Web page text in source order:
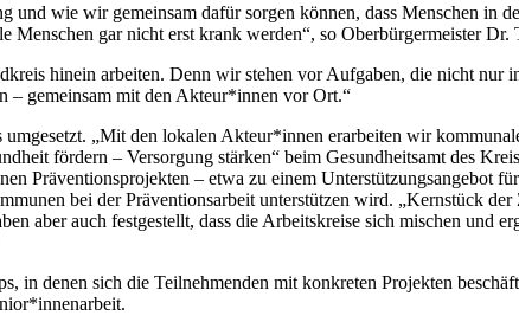
und wie wir gemeinsam dafür sorgen können, dass Menschen in
gar nicht erst krank werden“, so Oberbürgermeister
hinein arbeiten. Denn wir stehen vor Aufgaben, die nicht nur
– gemeinsam mit den Akteur*innen vor Ort.“
„Mit den lokalen Akteur*innen erarbeiten wir
fördern – Versorgung stärken“ beim Gesundheitsamt des
Präventionsprojekten – etwa zu einem Unterstützungsangebot
bei der Präventionsarbeit unterstützen wird. „Kernstück der
aber auch festgestellt, dass die Arbeitskreise sich mischen
in denen sich die Teilnehmenden mit konkreten Projekten